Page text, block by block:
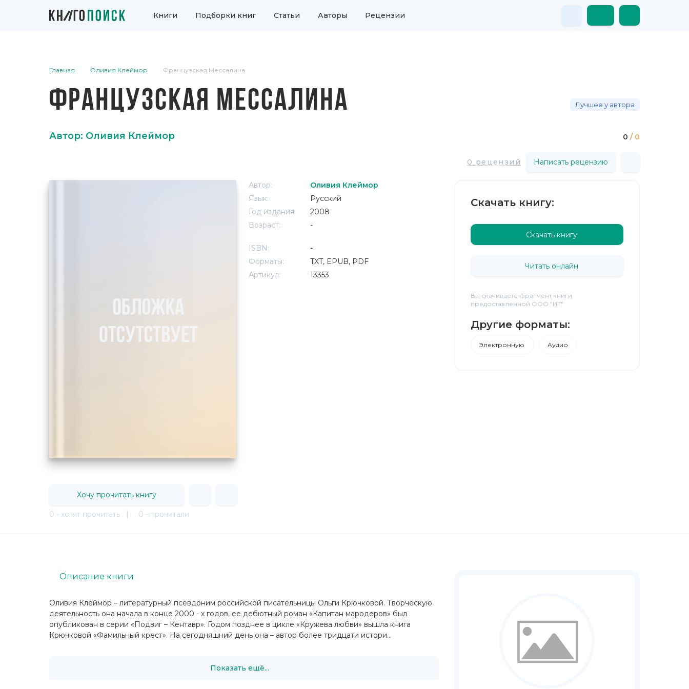
Книги Подборки книг Статьи Авторы Рецензии
Главная Оливия Клеймор Французская Мессалина
ФРАНЦУЗСКАЯ МЕССАЛИНА Лучшее у автора
Автор: Оливия Клеймор 0 / 0
0 рецензий Написать рецензию
Автор:
Оливия Клеймор
Язык:
Русский
Год издания:
2008
Возраст:
-
ISBN:
-
Форматы:
TXT, EPUB, PDF
Артикул:
13353
Скачать книгу:
Скачать книгу
Читать онлайн
Вы скачиваете фрагмент книги
предоставленной ООО "ИТ"
Другие форматы:
Электронную Аудио
Хочу прочитать книгу
0 - хотят прочитать | 0 - прочитали
Оливия Клеймор – литературный псевдоним российской писательницы Ольги Крючковой. Творческую
деятельность она начала в конце 2000 - х годов, ее дебютный роман «Капитан мародеров» был
опубликован в серии «Подвиг – Кентавр». Годом позднее в цикле «Кружева любви» вышла книга
Крючковой «Фамильный крест». На сегодняшний день она – автор более тридцати истори...
Показать ещё...
Описание книги